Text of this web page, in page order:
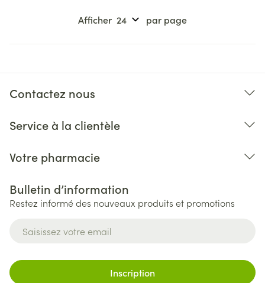
Afficher par page
Contactez nous
Service à la clientèle
Votre pharmacie
Bulletin d’information
Restez informé des nouveaux produits et promotions
Inscription